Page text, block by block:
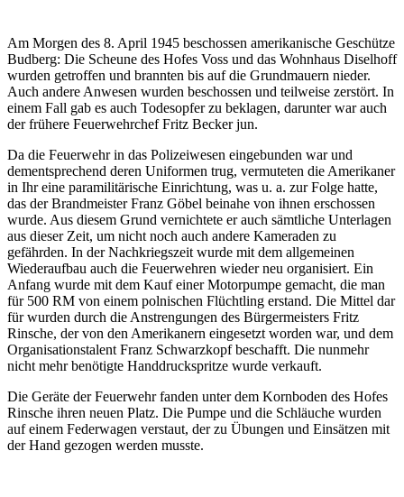
Am Morgen des 8. April 1945 beschossen amerikanische Geschütze
Budberg: Die Scheune des Hofes Voss und das Wohnhaus Diselhoff
wurden getroffen und brannten bis auf die Grundmauern nieder.
Auch andere Anwesen wurden beschossen und teilweise zerstört. In
einem Fall gab es auch Todesopfer zu beklagen, darunter war auch
der frühere Feuerwehrchef Fritz Becker jun.
Da die Feuerwehr in das Polizeiwesen eingebunden war und
dementsprechend deren Uniformen trug, vermuteten die Amerikaner
in Ihr eine paramilitärische Einrichtung, was u. a. zur Folge hatte,
das der Brandmeister Franz Göbel beinahe von ihnen erschossen
wurde. Aus diesem Grund vernichtete er auch sämtliche Unterlagen
aus dieser Zeit, um nicht noch auch andere Kameraden zu
gefährden. In der Nachkriegszeit wurde mit dem allgemeinen
Wiederaufbau auch die Feuerwehren wieder neu organisiert. Ein
Anfang wurde mit dem Kauf einer Motorpumpe gemacht, die man
für 500 RM von einem polnischen Flüchtling erstand. Die Mittel dar
für wurden durch die Anstrengungen des Bürgermeisters Fritz
Rinsche, der von den Amerikanern eingesetzt worden war, und dem
Organisationstalent Franz Schwarzkopf beschafft. Die nunmehr
nicht mehr benötigte Handdruckspritze wurde verkauft.
Die Geräte der Feuerwehr fanden unter dem Kornboden des Hofes
Rinsche ihren neuen Platz. Die Pumpe und die Schläuche wurden
auf einem Federwagen verstaut, der zu Übungen und Einsätzen mit
der Hand gezogen werden musste.